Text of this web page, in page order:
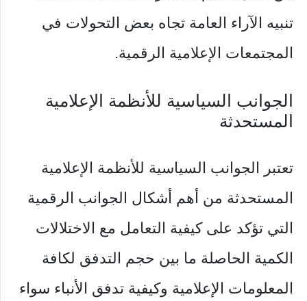
تنبيه الآراء العامة تجاه بعض التحولات في
المجتمعات الإعلامية الرقمية.
‏الجوانب السياسية للأنظمة الإعلامية
المستحدثة
‏تعتبر الجوانب السياسية للأنظمة الإعلامية
المستحدثة من أهم أشكال الجوانب الرقمية
التي تؤكد على كيفية التعامل مع الاختلالات
الكمية الحاصلة ما بين حجم التدفق لكافة
المعلومات الإعلامية وكيفية تدفق الأنباء سواء